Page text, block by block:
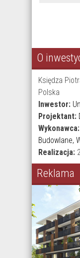
O
Księdza
Polska
Inwestor:
Projektant:
Wykonawca:
Budowlane,
Realizacja:
Reklama